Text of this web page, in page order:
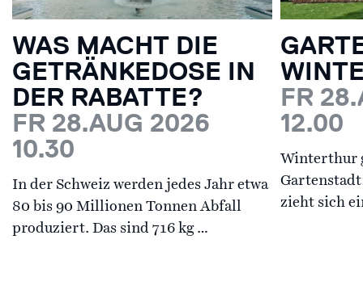
WAS MACHT DIE
GETRÄNKEDOSE IN
DER RABATTE?
FR 28.AUG 2026
10.30
In der Schweiz werden jedes Jahr etwa
80 bis 90 Millionen Tonnen Abfall
produziert. Das sind 716 kg …
FR
12.00
Winterthur
zieht sich